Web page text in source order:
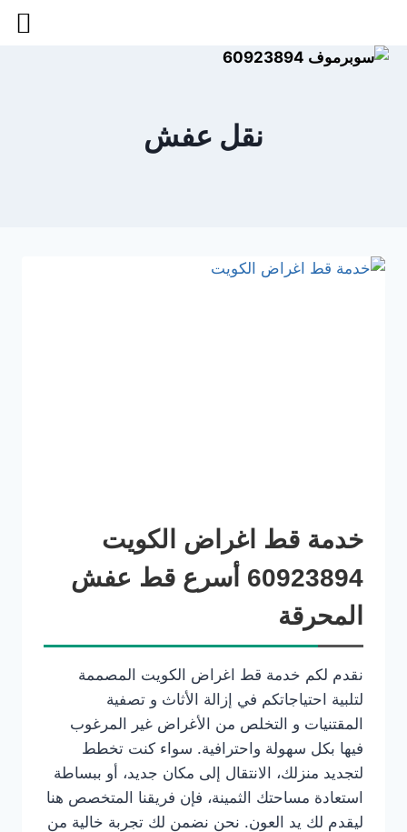
نقل عفش
خدمة قط اغراض الكويت
60923894 أسرع قط عفش
المحرقة
نقدم لكم خدمة قط اغراض الكويت المصممة
لتلبية احتياجاتكم في إزالة الأثاث و تصفية
المقتنيات و التخلص من الأغراض غير المرغوب
فيها بكل سهولة واحترافية. سواء كنت تخطط
لتجديد منزلك، الانتقال إلى مكان جديد، أو ببساطة
استعادة مساحتك الثمينة، فإن فريقنا المتخصص هنا
ليقدم لك يد العون. نحن نضمن لك تجربة خالية من